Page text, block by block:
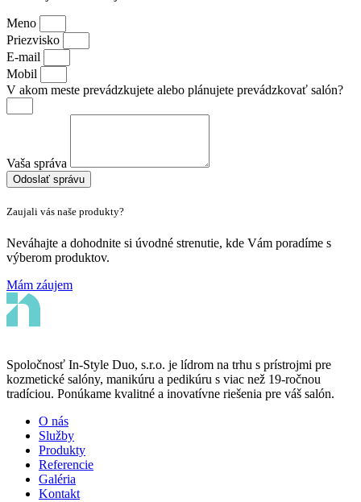
Meno
Priezvisko
E-mail
Mobil
V akom meste prevádzkujete alebo plánujete prevádzkovať salón?
Vaša správa
Odoslať správu
Zaujali vás naše produkty?
Neváhajte a dohodnite si úvodné strenutie, kde Vám poradíme s
výberom produktov.
Mám záujem
Spoločnosť In-Style Duo, s.r.o. je lídrom na trhu s prístrojmi pre
kozmetické salóny, manikúru a pedikúru s viac než 19-ročnou
tradíciou. Ponúkame kvalitné a inovatívne riešenia pre váš salón.
O nás
Služby
Produkty
Referencie
Galéria
Kontakt